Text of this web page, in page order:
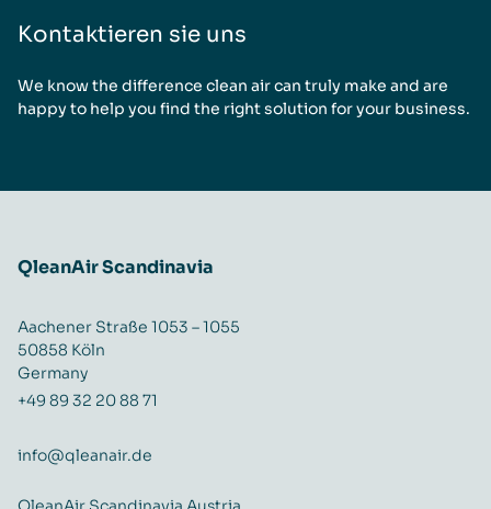
Kontaktieren sie uns
We know the difference clean air can truly make and are
happy to help you find the right solution for your business.
QleanAir Scandinavia
Aachener Straße 1053 – 1055
50858 Köln
Germany
+49 89 32 20 88 71
info@qleanair.de